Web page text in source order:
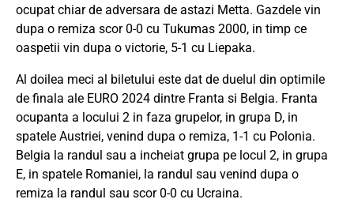
ocupat chiar de adversara de astazi Metta. Gazdele vin
dupa o remiza scor 0-0 cu Tukumas 2000, in timp ce
oaspetii vin dupa o victorie, 5-1 cu Liepaka.
Al doilea meci al biletului este dat de duelul din optimile
de finala ale EURO 2024 dintre Franta si Belgia. Franta
ocupanta a locului 2 in faza grupelor, in grupa D, in
spatele Austriei, venind dupa o remiza, 1-1 cu Polonia.
Belgia la randul sau a incheiat grupa pe locul 2, in grupa
E, in spatele Romaniei, la randul sau venind dupa o
remiza la randul sau scor 0-0 cu Ucraina.